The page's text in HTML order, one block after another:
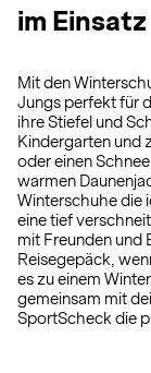
im Einsatz
Mit den
Jungs perfekt für
ihre Stiefel und
Kindergarten und
oder einen
warmen
Winterschuhe die
eine tief
mit Freunden und
Reisegepäck,
es zu einem
gemeinsam mit
SportScheck die